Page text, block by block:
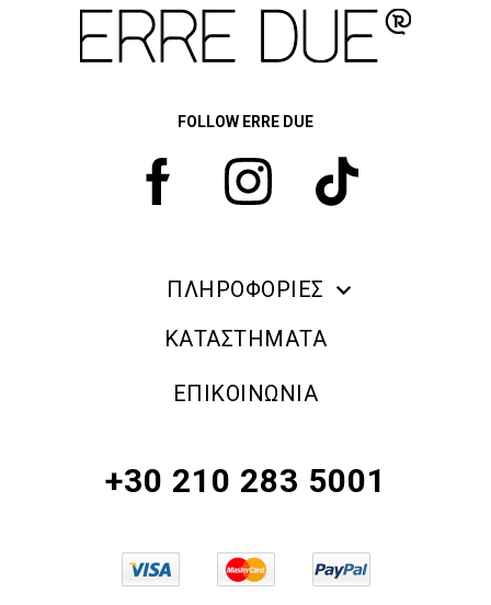
FOLLOW ERRE DUE
ΠΛΗΡΟΦΟΡΙΕΣ
ERRE DUE MAKE UP
ΠΟΛΙΤΙΚΗ ΕΠΙΣΤΡΟΦΗΣ ΠΡΟΪΟΝΤΩΝ
ΚΑΤΑΣΤΗΜΑΤΑ
ΕΠΙΚΟΙΝΩΝΙΑ
+30 210 283 5001